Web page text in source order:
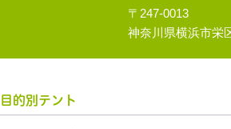
〒247-0013
神奈川県横浜市栄
目的別テント